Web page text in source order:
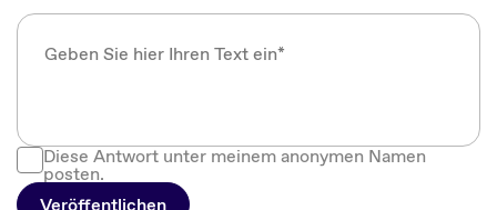
Diese Antwort unter meinem anonymen Namen
posten.
Veröffentlichen